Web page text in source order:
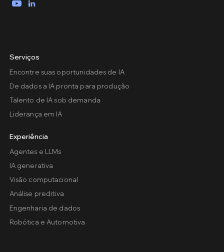
YouTubeLinkedIn
Serviços
Encontre suas oportunidades de IA
De dados a IA pronta para produção
Talento de IA sob demanda
Liderança em IA
Experiência
Agentes e LLMs
IA generativa
Visão computacional
Análise preditiva
Engenharia de dados
Robótica e Automotiva